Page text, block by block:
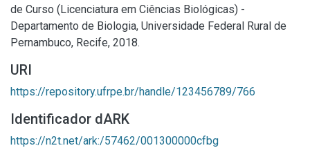
de Curso (Licenciatura em Ciências Biológicas) -
Departamento de Biologia, Universidade Federal Rural de
Pernambuco, Recife, 2018.
URI
https://repository.ufrpe.br/handle/123456789/766
Identificador dARK
https://n2t.net/ark:/57462/001300000cfbg